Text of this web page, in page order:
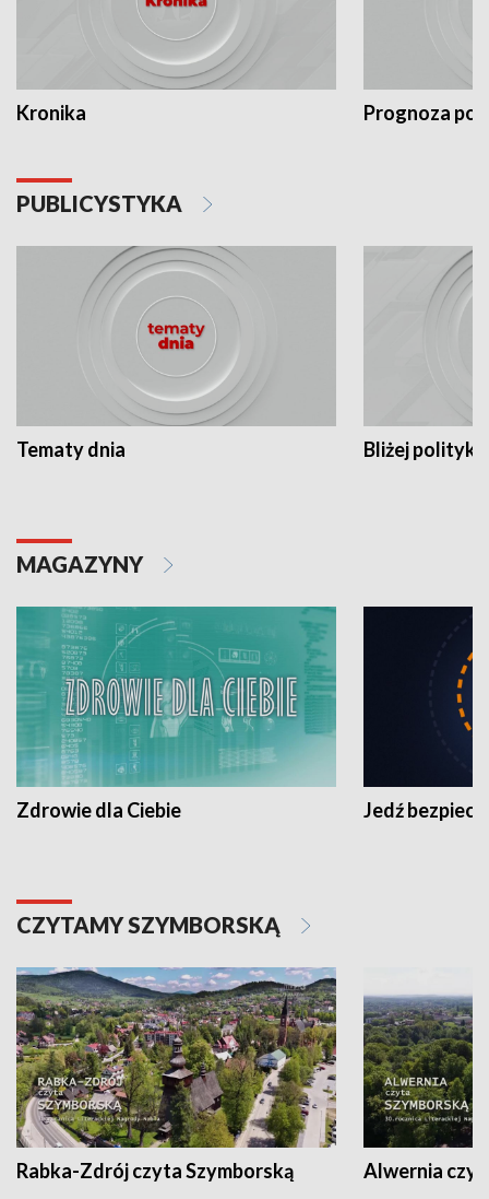
Kronika Prognoza
PUBLICYSTYKA
Tematy dnia Bliżej polityki
MAGAZYNY
Zdrowie dla Ciebie Jedź
CZYTAMY SZYMBORSKĄ
Rabka-Zdrój czyta Szymborską Alwernia